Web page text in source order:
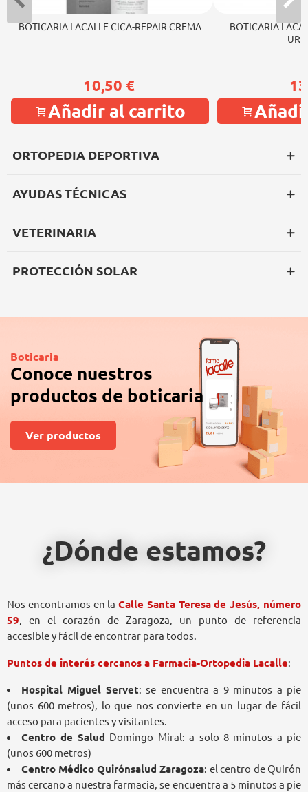
BOTICARIA LACALLE CICA-REPAIR CREMA
10,50 €
Añadir al carrito
BOTICARIA
ORTOPEDIA DEPORTIVA
AYUDAS TÉCNICAS
VETERINARIA
PROTECCIÓN SOLAR
Boticaria
Conoce nuestros
productos de boticaria
Ver productos
¿Dónde estamos?
Nos encontramos en la Calle Santa Teresa de Jesús, número
59, en el corazón de Zaragoza, un punto de referencia
accesible y fácil de encontrar para todos.
Puntos de interés cercanos a Farmacia-Ortopedia Lacalle:
Hospital Miguel Servet: se encuentra a 9 minutos a pie
(unos 600 metros), lo que nos convierte en un lugar de fácil
acceso para pacientes y visitantes.
Centro de Salud Domingo Miral: a solo 8 minutos a pie
(unos 600 metros)
Centro Médico Quirónsalud Zaragoza: el centro de Quirón
más cercano a nuestra farmacia, se encuentra a 5 minutos a pie